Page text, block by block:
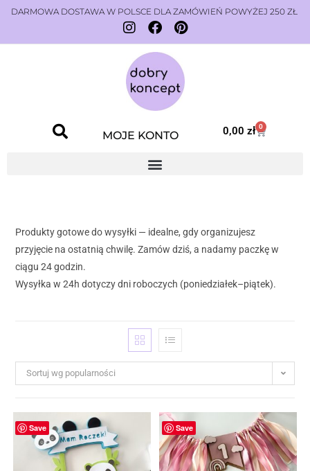
DARMOWA DOSTAWA W POLSCE DLA ZAMÓWIEŃ POWYŻEJ 250 ZŁ
MOJE KONTO 0,00zł 0
Produkty gotowe do wysyłki — idealne, gdy organizujesz
przyjęcie na ostatnią chwilę. Zamów dziś, a nadamy paczkę w
ciągu 24 godzin.
Wysyłka w 24h dotyczy dni roboczych (poniedziałek–piątek).
Sortuj wg popularności
Save Save